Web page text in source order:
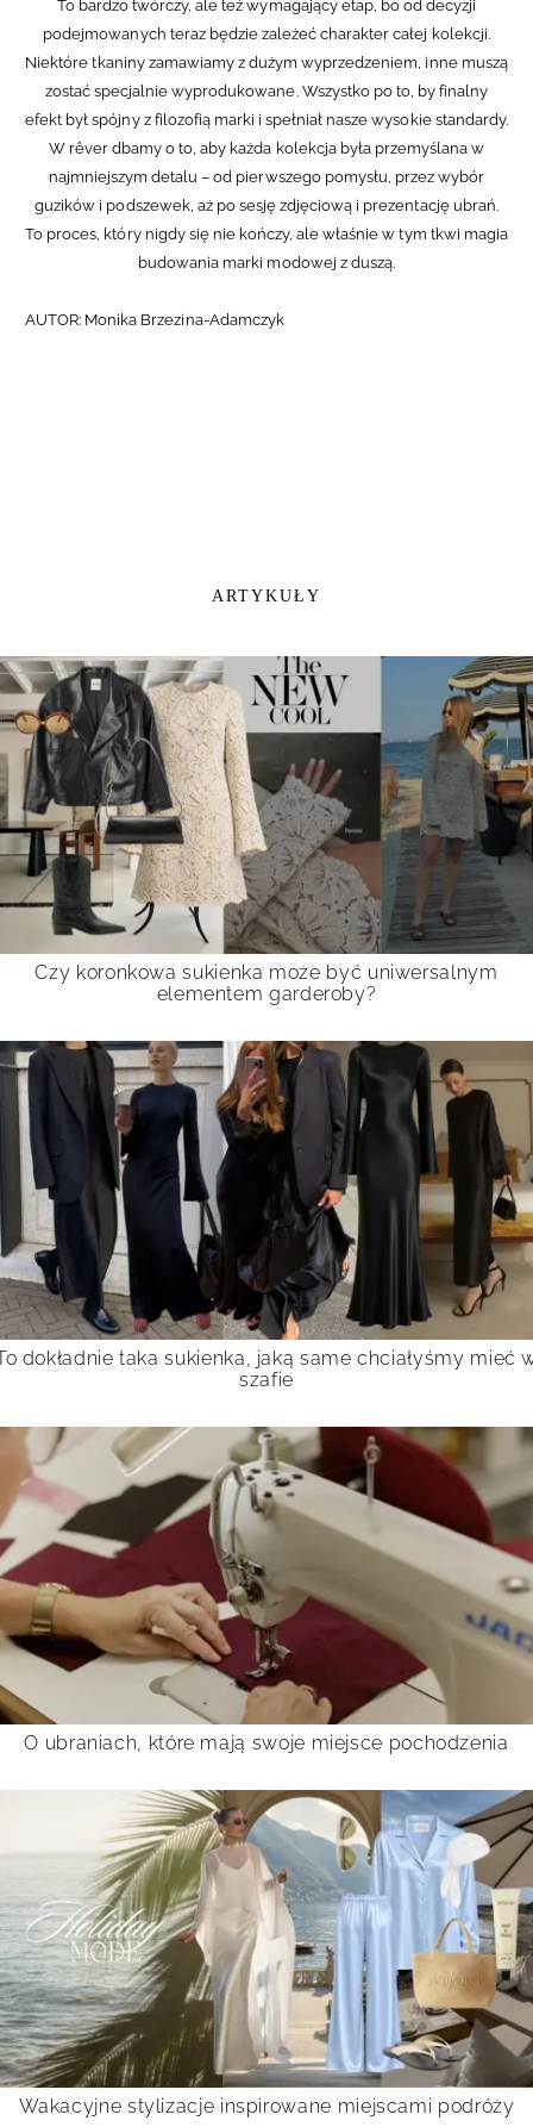
To bardzo twórczy, ale też wymagający etap, bo od decyzji
podejmowanych teraz będzie zależeć charakter całej kolekcji.
Niektóre tkaniny zamawiamy z dużym wyprzedzeniem, inne muszą
zostać specjalnie wyprodukowane. Wszystko po to, by finalny
efekt był spójny z filozofią marki i spełniał nasze wysokie standardy.
W rêver dbamy o to, aby każda kolekcja była przemyślana w
najmniejszym detalu – od pierwszego pomysłu, przez wybór
guzików i podszewek, aż po sesję zdjęciową i prezentację ubrań.
To proces, który nigdy się nie kończy, ale właśnie w tym tkwi magia
budowania marki modowej z duszą.
AUTOR: Monika Brzezina-Adamczyk
ARTYKUŁY
Czy koronkowa sukienka może być uniwersalnym
elementem garderoby?
dokładnie taka sukienka, jaką same chciałyśmy mieć
szafie
O ubraniach, które mają swoje miejsce pochodzenia
Wakacyjne stylizacje inspirowane miejscami podróży